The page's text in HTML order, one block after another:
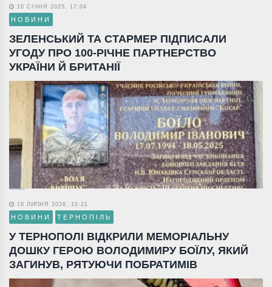
16 СІЧНЯ 2025, 17:04
НОВИНИ
ЗЕЛЕНСЬКИЙ ТА СТАРМЕР ПІДПИСАЛИ
УГОДУ ПРО 100-РІЧНЕ ПАРТНЕРСТВО
УКРАЇНИ Й БРИТАНІЇ
18 ЛИПНЯ 2026, 10:21
НОВИНИ ТЕРНОПІЛЬ
У ТЕРНОПОЛІ ВІДКРИЛИ МЕМОРІАЛЬНУ
ДОШКУ ГЕРОЮ ВОЛОДИМИРУ БОЇЛУ, ЯКИЙ
ЗАГИНУВ, РЯТУЮЧИ ПОБРАТИМІВ